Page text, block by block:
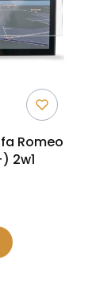
Romeo
2w1